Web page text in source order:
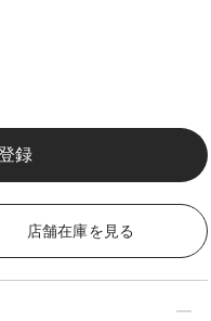
店舗在庫を見る